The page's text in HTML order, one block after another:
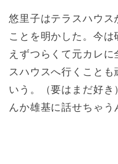
悠里子はテラスハウス
ことを明かした 。今は
えずつらくて元カレ
スハウスへ行くことも
いう。（要はまだ好
んか雄基に話せちゃう